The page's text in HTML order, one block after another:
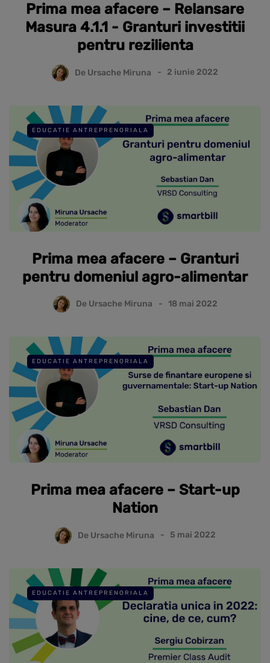
Prima mea afacere – Relansare
Masura 4.1.1 - Granturi investitii
pentru rezilienta
De Ursache Miruna 2 iunie 2022
EDUCATIE ANTREPRENORIALA
Prima mea afacere – Granturi
pentru domeniul agro-alimentar
De Ursache Miruna 18 mai 2022
EDUCATIE ANTREPRENORIALA
Prima mea afacere – Start-up
Nation
De Ursache Miruna 5 mai 2022
EDUCATIE ANTREPRENORIALA